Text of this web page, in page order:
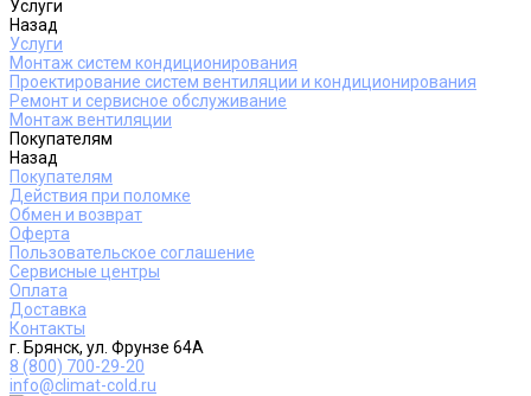
Услуги
Назад
Услуги
Монтаж систем кондиционирования
Проектирование систем вентиляции и кондиционирования
Ремонт и сервисное обслуживание
Монтаж вентиляции
Покупателям
Назад
Покупателям
Действия при поломке
Обмен и возврат
Оферта
Пользовательское соглашение
Сервисные центры
Оплата
Доставка
Контакты
г. Брянск, ул. Фрунзе 64А
8 (800) 700-29-20
info@climat-cold.ru